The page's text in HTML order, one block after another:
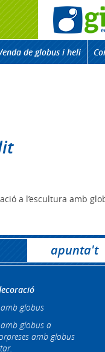
de globus i heli
a l’escultura amb
globus
globus a
amb globus